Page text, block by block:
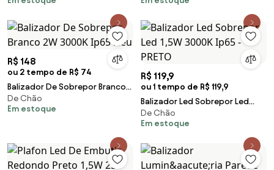
R$ 148
ou 2 tempo de R$ 74
Balizador De Sobrepor Branco
2W 3000K Ip65 Neu
De Chão
Em estoque
R$ 119,9
ou 1 tempo de R$ 119,9
Balizador Led Sobrepor Led
1,5W 3000K Ip65 - PRETO
De Chão
Em estoque